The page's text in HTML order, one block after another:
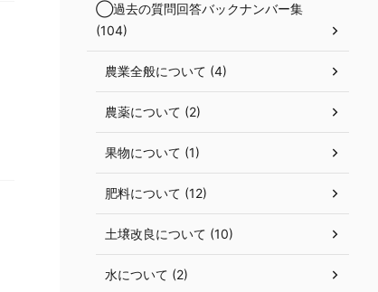
◯過去の質問回答バックナンバー集
(104)
農業全般について (4)
農薬について (2)
果物について (1)
肥料について (12)
土壌改良について (10)
水について (2)